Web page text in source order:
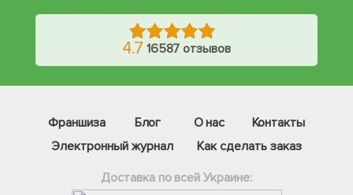
4.7 16587 отзывов
Франшиза Блог О нас
Контакты
Электронный журнал
Как сделать заказ
Доставка по всей Украине: